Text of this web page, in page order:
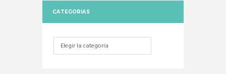
CATEGORIAS
Categorias